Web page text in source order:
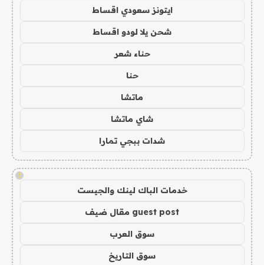
ايتونز سعودي اقساط
شحن يلا لودو اقساط
حناء شعر
حنا
ماتشا
شاي ماتشا
شدات ببجي تمارا
!
خدمات الباك لينك والجيست
guest post مقال ضيف
سوق العرب
سوق التاريخ